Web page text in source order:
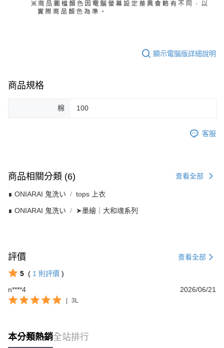
顯示電腦版詳細說明
商品規格
棉 100
客服
商品相關分類 (6) 查看全部
∎ ONIARAI 鬼洗い tops 上衣
∎ ONIARAI 鬼洗い ➤墨繪｜大和魂系列
評價 查看全部
5 ( 1 則評價 )
n****4
2026/06/21
3L
本分類熱銷全站排行